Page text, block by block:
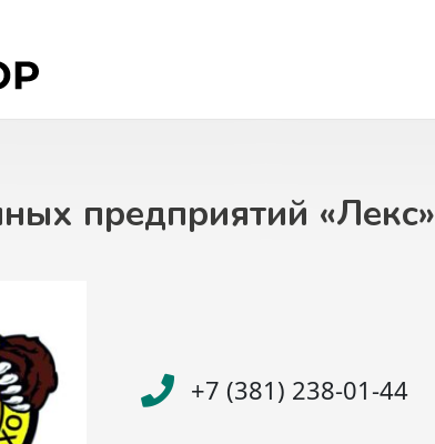
предприятий «Лекс»
+7 (381) 238-01-44